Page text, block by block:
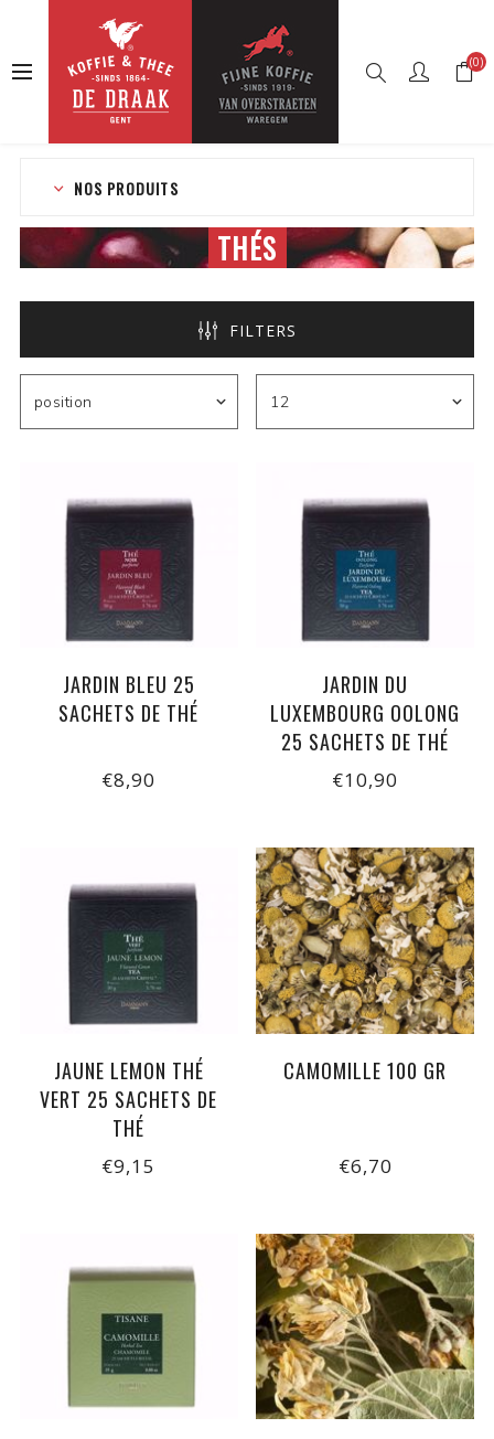
(0)
Boutique en ligne Thés
THÉS
FILTERS
JARDIN BLEU 25
SACHETS DE THÉ
€8,90
JARDIN DU
LUXEMBOURG OOLONG
25 SACHETS DE THÉ
€10,90
JAUNE LEMON THÉ
VERT 25 SACHETS DE
THÉ
€9,15
CAMOMILLE 100 GR
€6,70
NOS PRODUITS